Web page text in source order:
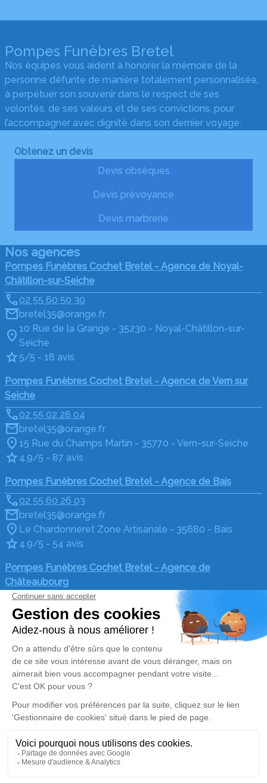
Pompes Funèbres Bretel
Nos équipes vous aident à honorer la mémoire de la
personne défunte de manière totalement personnalisée,
à perpétuer son souvenir dans le respect de ses
volontés, de ses valeurs et de ses convictions, pour
l’accompagner avec dignité dans son dernier voyage.
Obtenez un devis
Devis obsèques
Devis prévoyance
Devis marbrerie
Nos agences
Pompes Funèbres Cochet Bretel - Agence de Noyal-
Châtillon-sur-Seiche
02 55 60 50 30
bretel35@orange.fr
10 Rue de la Grange - 35230 - Noyal-Châtillon-sur-
Seiche
5/5 - 18 avis
Pompes Funèbres Cochet Bretel - Agence de Vern sur
Seiche
02 55 02 28 04
bretel35@orange.fr
15 Rue du Champs Martin - 35770 - Vern-sur-Seiche
4.9/5 - 87 avis
Pompes Funèbres Cochet Bretel - Agence de Bais
02 55 60 26 03
bretel35@orange.fr
Le Chardonneret Zone Artisanale - 35680 - Bais
4.9/5 - 54 avis
Pompes Funèbres Cochet Bretel - Agence de
Châteaubourg
02 55 60 26 03
bretel35@orange.fr
La Bourlière Châteaubourg - 35220 - Châteaubourg
4.9/5 - 69 avis
Nos Services
Organiser des obsèques
Monuments funéraires
Services aux familles
Liens utiles
Avis de décès
en agence
Mentions légales
Politique de traitement des données personnelles